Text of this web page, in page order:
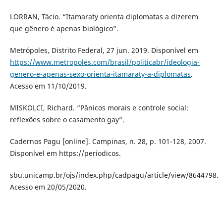
LORRAN, Tácio. “Itamaraty orienta diplomatas a dizerem
que gênero é apenas biológico”.
Metrópoles, Distrito Federal, 27 jun. 2019. Disponível em
https://www.metropoles.com/brasil/politicabr/ideologia-
genero-e-apenas-sexo-orienta-itamaraty-a-diplomatas.
Acesso em 11/10/2019.
MISKOLCI, Richard. “Pânicos morais e controle social:
reflexões sobre o casamento gay”.
Cadernos Pagu [online]. Campinas, n. 28, p. 101-128, 2007.
Disponível em https://periodicos.
sbu.unicamp.br/ojs/index.php/cadpagu/article/view/8644798.
Acesso em 20/05/2020.